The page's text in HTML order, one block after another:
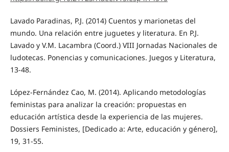
Lavado Paradinas, P.J. (2014) Cuentos y marionetas del
mundo. Una relación entre juguetes y literatura. En P.J.
Lavado y V.M. Lacambra (Coord.) VIII Jornadas Nacionales de
ludotecas. Ponencias y comunicaciones. Juegos y Literatura,
13-48.
López-Fernández Cao, M. (2014). Aplicando metodologías
feministas para analizar la creación: propuestas en
educación artística desde la experiencia de las mujeres.
Dossiers Feministes, [Dedicado a: Arte, educación y género],
19, 31-55.